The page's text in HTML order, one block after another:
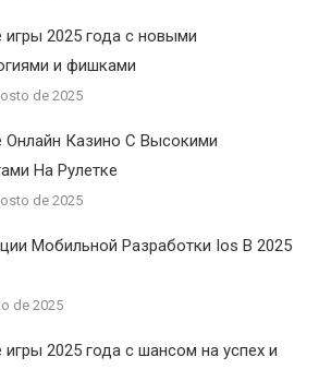
игры 2025 года с новыми
и фишками
de 2025
Онлайн Казино С Высокими
На Рулетке
de 2025
Мобильной Разработки Ios В 2025
de 2025
2025 года с шансом на успех и